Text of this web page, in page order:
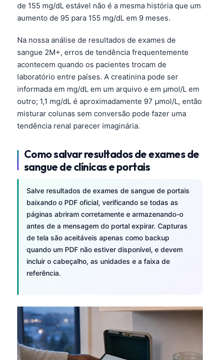
de 155 mg/dL estável não é a mesma história que um
aumento de 95 para 155 mg/dL em 9 meses.
Na nossa análise de resultados de exames de
sangue 2M+, erros de tendência frequentemente
acontecem quando os pacientes trocam de
laboratório entre países. A creatinina pode ser
informada em mg/dL em um arquivo e em µmol/L em
outro; 1,1 mg/dL é aproximadamente 97 µmol/L, então
misturar colunas sem conversão pode fazer uma
tendência renal parecer imaginária.
Como salvar resultados de exames de
sangue de clínicas e portais
Salve resultados de exames de sangue de portais
baixando o PDF oficial, verificando se todas as
páginas abriram corretamente e armazenando-o
antes de a mensagem do portal expirar. Capturas
de tela são aceitáveis apenas como backup
quando um PDF não estiver disponível, e devem
incluir o cabeçalho, as unidades e a faixa de
referência.